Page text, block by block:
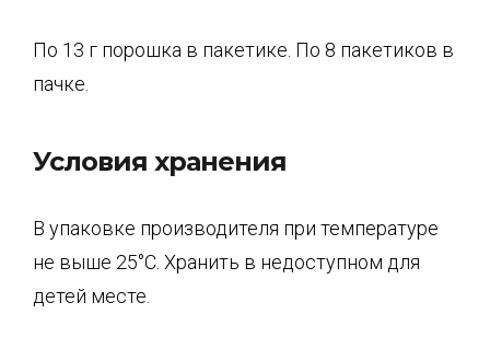
По 13 г порошка в пакетике. По 8 пакетиков в
пачке.
Условия хранения
В упаковке производителя при температуре
не выше 25°С. Хранить в недоступном для
детей месте.